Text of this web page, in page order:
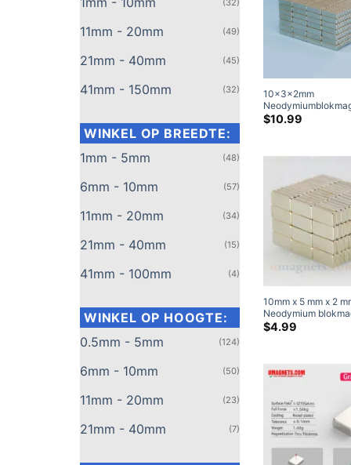
(32)
11mm - 20mm (49)
21mm - 40mm (45)
41mm - 150mm (32)
WINKEL OP BREEDTE:
1mm - 5mm
(48)
6mm - 10mm (57)
11mm - 20mm (34)
21mm - 40mm (15)
41mm - 100mm (4)
WINKEL OP HOOGTE:
0.5mm - 5mm
(124)
6mm - 10mm (50)
11mm - 20mm (23)
21mm - 40mm (7)
10x3x2mm
N35 Sterke
$10.99
10mm x 5 mm x 2
Neodymium
N42 Sterke
$4.99